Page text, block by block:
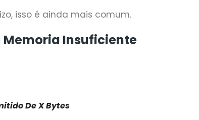
isso é ainda mais comum.
Memoria Insuficiente
De X Bytes